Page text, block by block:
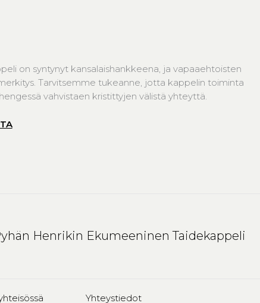
on syntynyt kansalaishankkeena, ja vapaaehtoisten
Tarvitsemme tukeanne, jotta kappelin toiminta
vahvistaen kristittyjen välistä yhteyttä.
Henrikin Ekumeeninen Taidekappeli
Yhteystiedot